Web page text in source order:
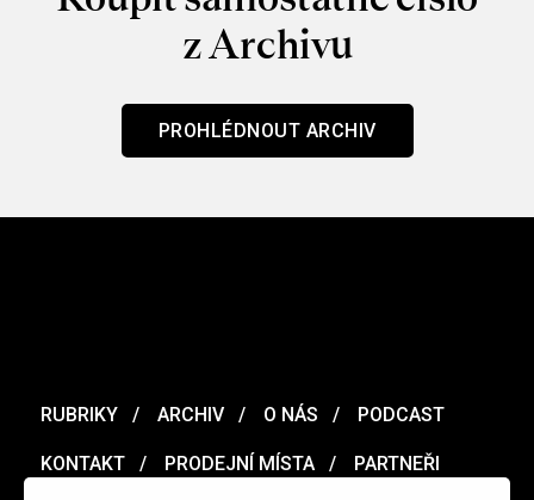
z Archivu
PROHLÉDNOUT ARCHIV
RUBRIKY ARCHIV O NÁS PODCAST
KONTAKT PRODEJNÍ MÍSTA PARTNEŘI